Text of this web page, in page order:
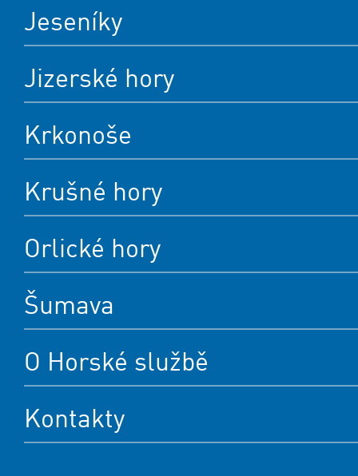
Jeseníky
Jizerské hory
Krkonoše
Krušné hory
Orlické hory
Šumava
O Horské službě
Kontakty